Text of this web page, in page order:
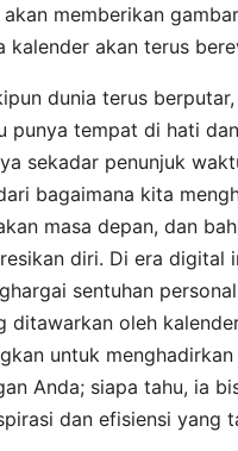
akan memberikan
kalender akan terus
dunia terus
punya tempat di hati
sekadar penunjuk
bagaimana kita
masa depan, dan
diri. Di era digital
sentuhan
ditawarkan oleh
untuk
Anda; siapa tahu, ia
dan efisiensi yang